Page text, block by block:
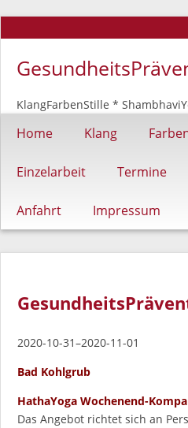
KlangFarbenStille *
Navigation
überspringen
Home Klang
Einzelarbeit Termine
Anfahrt Impressum
2020-10-31–2020-11-01
Bad Kohlgrub
HathaYoga Wochenend-
Das Angebot richtet sich an